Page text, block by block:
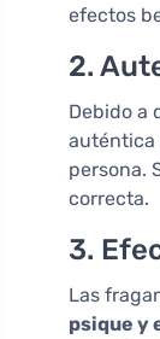
efectos
2.
Debido a
auténtica
persona.
correcta.
3.
Las
psique y